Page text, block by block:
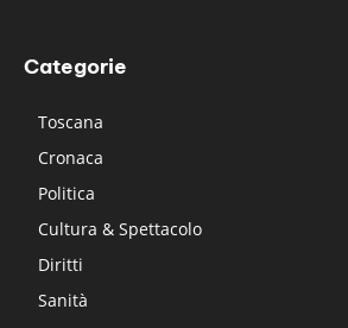
Categorie
Toscana
Cronaca
Politica
Cultura & Spettacolo
Diritti
Sanità